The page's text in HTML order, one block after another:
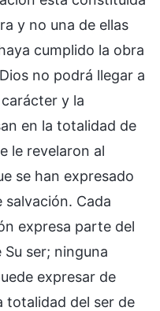
y no una de ellas
cumplido la obra
no podrá llegar a
y la
en la totalidad de
le revelaron al
se han expresado
salvación. Cada
expresa parte del
ser; ninguna
expresar de
totalidad del ser de